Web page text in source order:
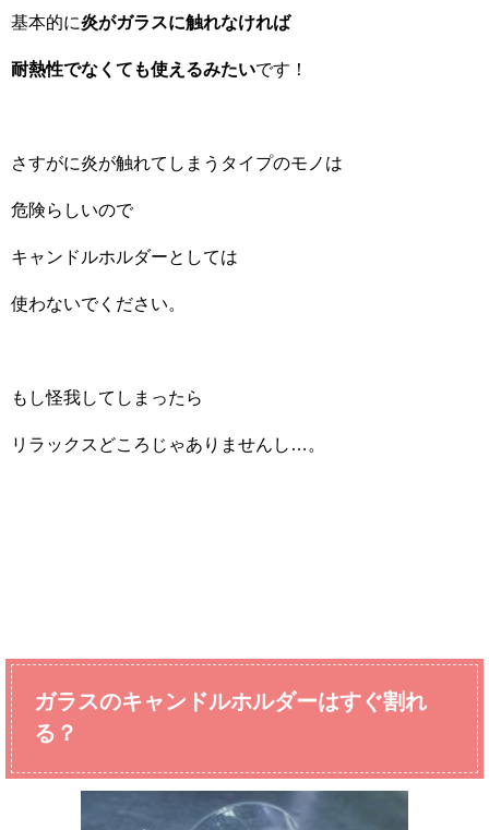
基本的に炎がガラスに触れなければ
耐熱性でなくても使えるみたいです！
さすがに炎が触れてしまうタイプのモノは
危険らしいので
キャンドルホルダーとしては
使わないでください。
もし怪我してしまったら
リラックスどころじゃありませんし…。
ガラスのキャンドルホルダーはすぐ割れ
る？